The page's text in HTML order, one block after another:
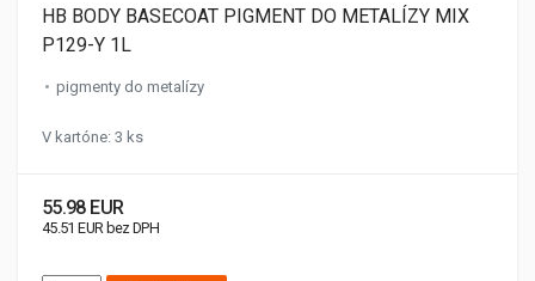
HB BODY BASECOAT PIGMENT DO METALÍZY MIX
P129-Y 1L
pigmenty do metalízy
V kartóne: 3 ks
55.98 EUR
45.51 EUR bez DPH